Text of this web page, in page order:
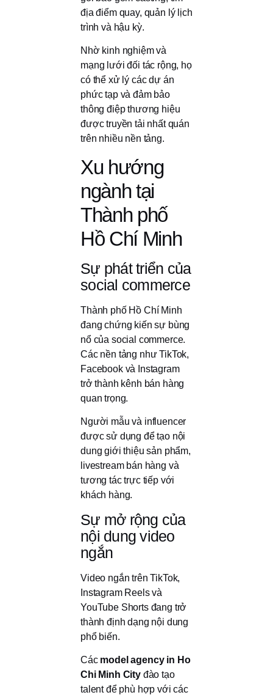
địa điểm quay, quản lý lịch
trình và hậu kỳ.
Nhờ kinh nghiệm và
mạng lưới đối tác rộng, họ
có thể xử lý các dự án
phức tạp và đảm bảo
thông điệp thương hiệu
được truyền tải nhất quán
trên nhiều nền tảng.
Xu hướng
ngành tại
Thành phố
Hồ Chí Minh
Sự phát triển của
social commerce
Thành phố Hồ Chí Minh
đang chứng kiến sự bùng
nổ của social commerce.
Các nền tảng như TikTok,
Facebook và Instagram
trở thành kênh bán hàng
quan trọng.
Người mẫu và influencer
được sử dụng để tạo nội
dung giới thiệu sản phẩm,
livestream bán hàng và
tương tác trực tiếp với
khách hàng.
Sự mở rộng của
nội dung video
ngắn
Video ngắn trên TikTok,
Instagram Reels và
YouTube Shorts đang trở
thành định dạng nội dung
phổ biến.
Các model agency in Ho
Chi Minh Cityđào tạo
talent để phù hợp với các